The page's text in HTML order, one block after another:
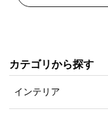
カテゴリから探す
インテリア